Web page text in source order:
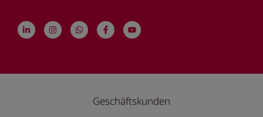
Geschäftskunden